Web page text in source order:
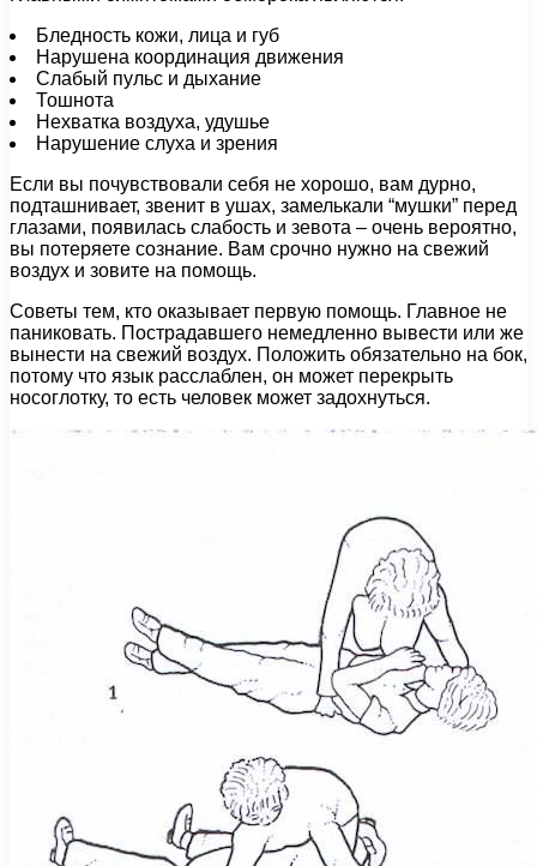
Бледность кожи, лица и губ
Нарушена координация движения
Слабый пульс и дыхание
Тошнота
Нехватка воздуха, удушье
Нарушение слуха и зрения
Если вы почувствовали себя не хорошо, вам дурно,
подташнивает, звенит в ушах, замелькали “мушки” перед
глазами, появилась слабость и зевота – очень вероятно,
вы потеряете сознание. Вам срочно нужно на свежий
воздух и зовите на помощь.
Советы тем, кто оказывает первую помощь. Главное не
паниковать. Пострадавшего немедленно вывести или же
вынести на свежий воздух. Положить обязательно на бок,
потому что язык расслаблен, он может перекрыть
носоглотку, то есть человек может задохнуться.